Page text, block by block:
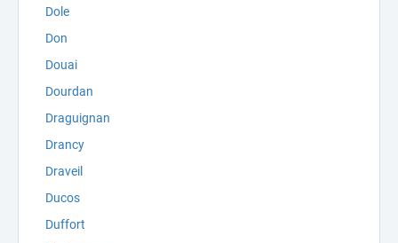
Dole
Don
Douai
Dourdan
Draguignan
Drancy
Draveil
Ducos
Duffort